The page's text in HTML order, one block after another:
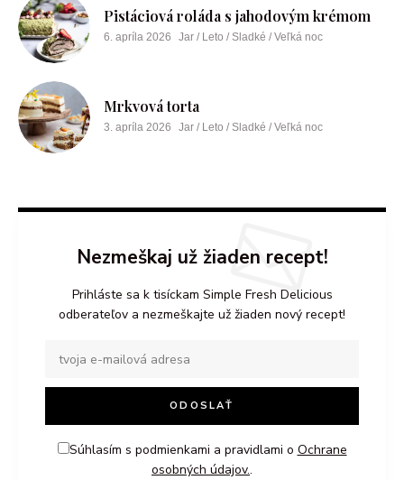
Pistáciová roláda s jahodovým krémom
6. apríla 2026 Jar / Leto / Sladké / Veľká noc
Mrkvová torta
3. apríla 2026 Jar / Leto / Sladké / Veľká noc
Nezmeškaj už žiaden recept!
Prihláste sa k tisíckam Simple Fresh Delicious
odberateľov a nezmeškajte už žiaden nový recept!
Súhlasím s podmienkami a pravidlami o Ochrane
osobných údajov..